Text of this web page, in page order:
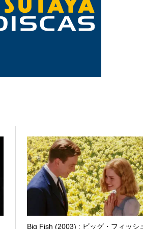
Big Fish (2003) : ビッグ・フィッシ